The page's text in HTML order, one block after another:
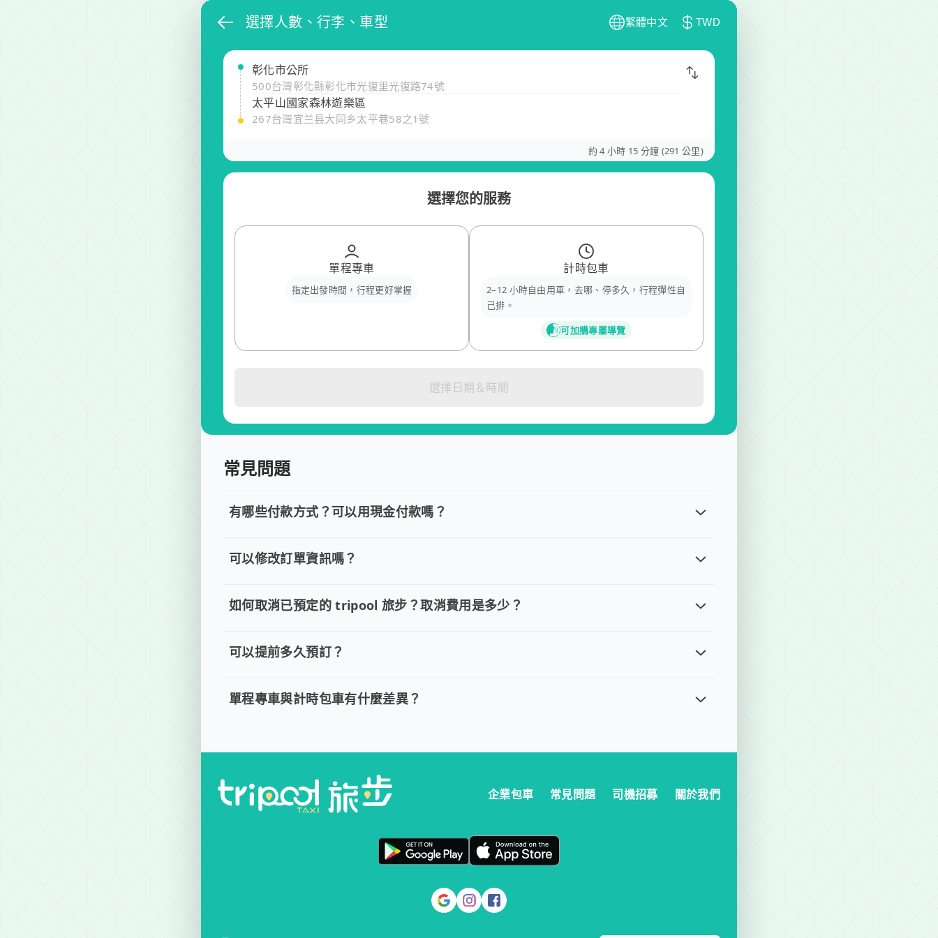
選擇人數、行李、車型 繁體中文 TWD
彰化市公所
500台灣彰化縣彰化市光復里光復路74號
太平山國家森林遊樂區
267台灣宜兰县大同乡太平巷58之1號
約 4 小時 15 分鐘 (291 公里)
選擇您的服務
單程專車
指定出發時間，行程更好掌握
計時包車
2–12 小時自由用車，去哪、停多久，行程彈性自
己排。
可加購專屬導覽
選擇日期＆時間
常見問題
有哪些付款方式？可以用現金付款嗎？
可以修改訂單資訊嗎？
如何取消已預定的 tripool 旅步？取消費用是多少？
可以提前多久預訂？
單程專車與計時包車有什麼差異？
企業包車 常見問題 司機招募 關於我們